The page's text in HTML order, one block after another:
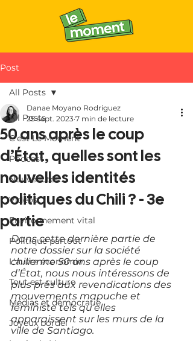
Post
All Posts
C'est Le Moment
Podcast
Nouveautés
Vidéos
Environnement vital
Politique partout
L'autre économie
Tout est culture
Médias et démocratie
Joyeux bordel
All Posts
50 ans après le coup
d’État, quelles sont les
nouvelles identités
politiques du Chili ? - 3e
partie
Danae Moyano Rodriguez
25 sept. 2023 7 min de lecture
Dans cette dernière partie de
notre dossier sur la société
chilienne 50 ans après le coup
d’État, nous nous intéressons de
plus près aux revendications des
mouvements mapuche et
féministe tels qu’elles
apparaissent sur les murs de la
ville de Santiago.